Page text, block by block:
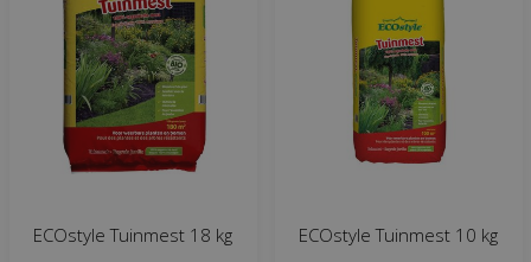
ECOstyle Tuinmest 18 kg ECOstyle Tuinmest 10 kg